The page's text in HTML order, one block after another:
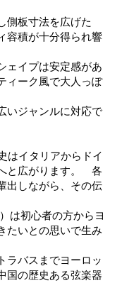
側板寸法を広げた
容積が十分得られ響
ェイプは安定感があ
ィーク風で大人っぽ
いジャンルに対応で
はイタリアからドイ
と広がります。 各
出しながら、その伝
は初心者の方からヨ
たいとの思いで生み
ラバスまでヨーロッ
国の歴史ある弦楽器